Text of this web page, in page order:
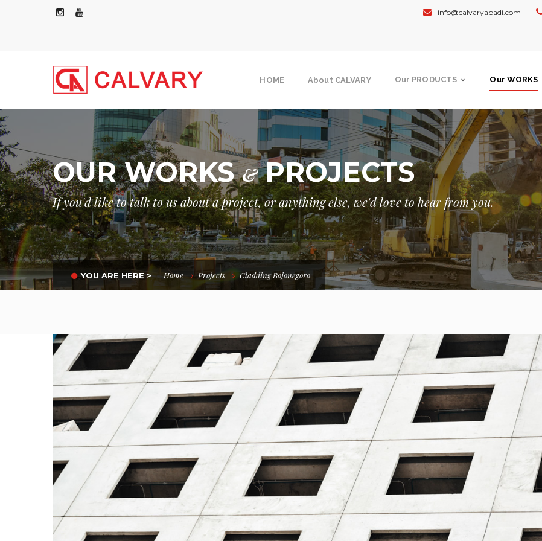
info@calvaryabadi.com
HOME About CALVARY Our PRODUCTS Our WORKS
COMMERCIAL/RESIDENTIAL
INDUSTRIAL
GOVERNMENT
OTHERS
GOVERNMENT
OUR WORKS&PROJECTS
If you'd like to talk to us about a project, or anything else, we'd love to hear from you.
YOU ARE HERE > Home Projects Cladding Bojonegoro